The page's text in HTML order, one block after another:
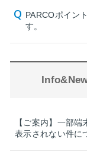
PARCOポイン
す。
【ご案内】一部
表示されない件に